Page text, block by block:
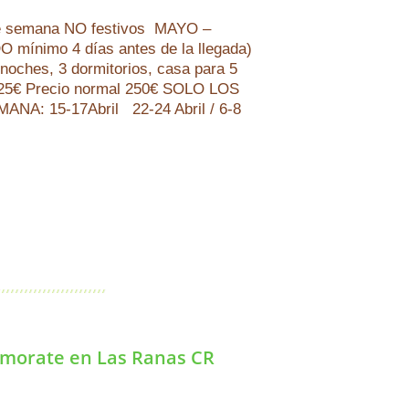
NO festivos MAYO –
mínimo 4 días antes de la llegada)
3 dormitorios, casa para 5
Precio normal 250€ SOLO LOS
15-17Abril 22-24 Abril / 6-8
en Las Ranas CR